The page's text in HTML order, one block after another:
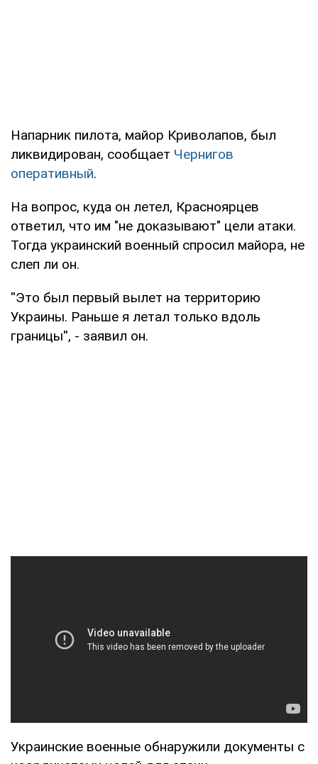
Напарник пилота, майор Криволапов, был
ликвидирован, сообщает Чернигов
оперативный.
На вопрос, куда он летел, Красноярцев
ответил, что им "не доказывают" цели атаки.
Тогда украинский военный спросил майора, не
слеп ли он.
''Это был первый вылет на территорию
Украины. Раньше я летал только вдоль
границы'', - заявил он.
Украинские военные обнаружили документы с